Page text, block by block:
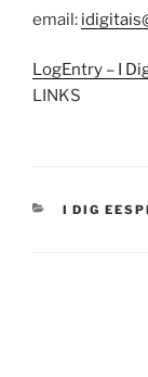
email:
LogEntry – I
LINKS
I DIG